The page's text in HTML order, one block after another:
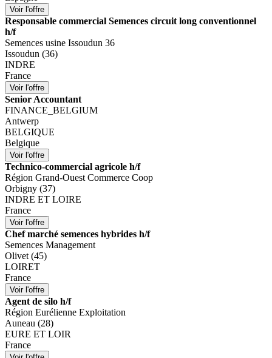
Responsable commercial Semences circuit long conventionnel
h/f
Semences usine Issoudun 36
Issoudun (36)
INDRE
France
Senior Accountant
FINANCE_BELGIUM
Antwerp
BELGIQUE
Belgique
Technico-commercial agricole h/f
Région Grand-Ouest Commerce Coop
Orbigny (37)
INDRE ET LOIRE
France
Chef marché semences hybrides h/f
Semences Management
Olivet (45)
LOIRET
France
Agent de silo h/f
Région Eurélienne Exploitation
Auneau (28)
EURE ET LOIR
France